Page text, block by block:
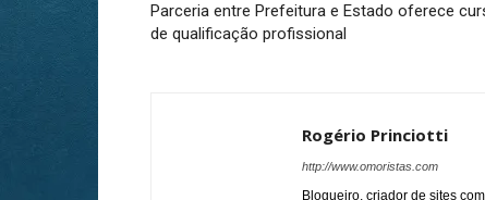
Parceria entre Prefeitura e Estado oferece
de qualificação profissional
Rogério Princiotti
http://www.omoristas.com
Blogueiro, criador de sites